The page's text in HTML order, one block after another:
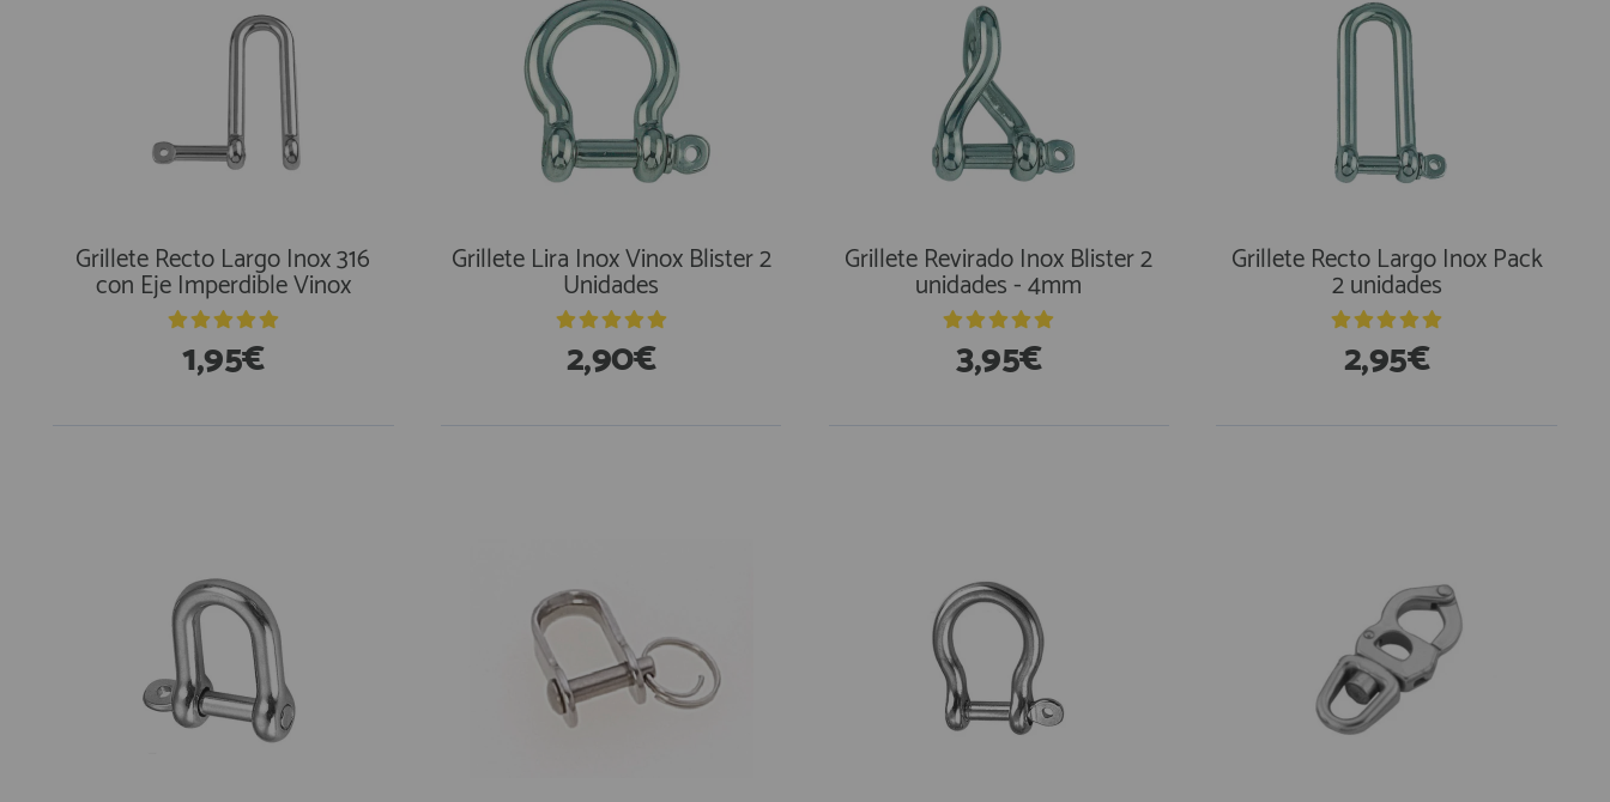
Grillete Recto Largo Inox 316
con Eje Imperdible Vinox
1,95€
Grillete Lira Inox Vinox Blister 2
Unidades
2,90€
Grillete Revirado Inox Blister 2
unidades - 4mm
3,95€
Grillete Recto Largo Inox Pack
2 unidades
2,95€